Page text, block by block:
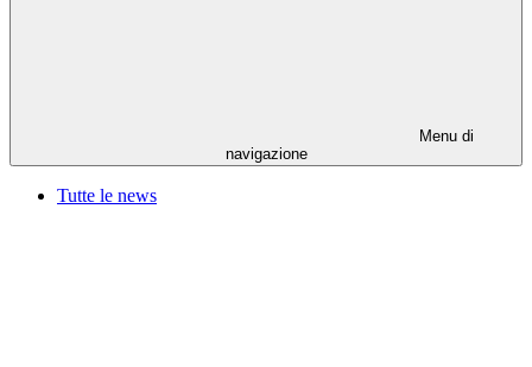
Menu di
navigazione
Tutte le news